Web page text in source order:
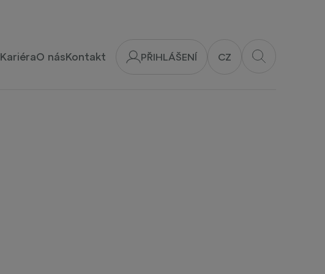
PŘIHLÁŠENÍ CZ
KariéraO násKontakt